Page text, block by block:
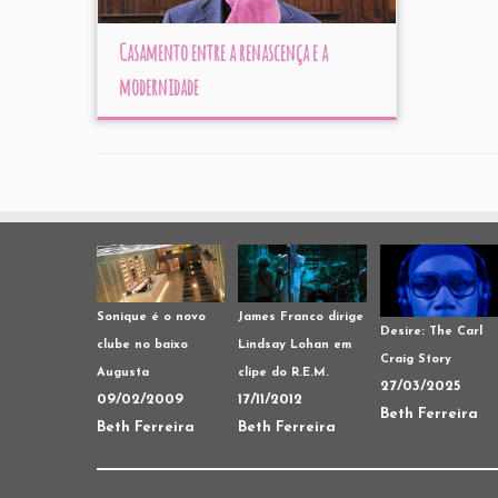
Casamento entre a renascença e a
modernidade
Sonique é o novo
clube no baixo
Augusta
09/02/2009
Beth Ferreira
James Franco dirige
Lindsay Lohan em
clipe do R.E.M.
17/11/2012
Beth Ferreira
Desire: The Carl
Craig Story
27/03/2025
Beth Ferreira